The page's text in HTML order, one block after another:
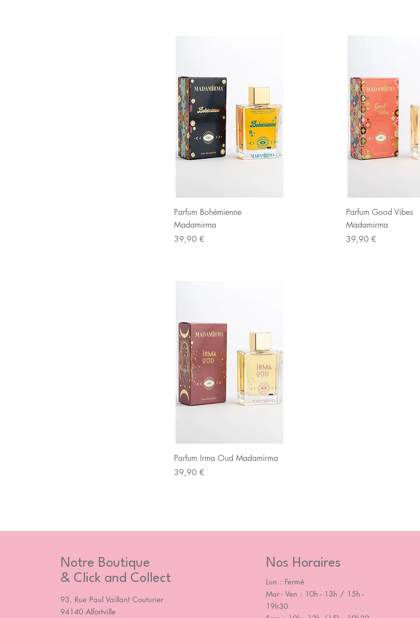
Aperçu rapide
Parfum Bohémienne
Madamirma
Prix
39,90 €
Aperçu rapide
Parfum Good Vibes
Madamirma
Prix
39,90 €
Aperçu rapide
Parfum Irma Oud Madamirma
Prix
39,90 €
Notre Boutique
& Click and Collect
93, Rue Paul Vaillant Couturier
94140 Alfortville
Nos Horaires
Lun : Fermé
Mar - Ven : 10h - 13h / 15h -
19h30